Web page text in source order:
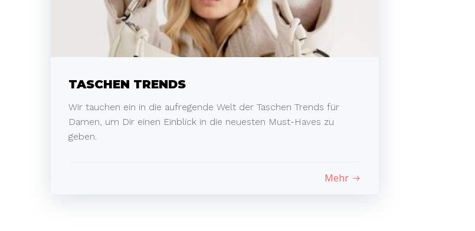
TASCHEN TRENDS
Wir tauchen ein in die aufregende Welt der Taschen Trends für
Damen, um Dir einen Einblick in die neuesten Must-Haves zu
geben.
Mehr